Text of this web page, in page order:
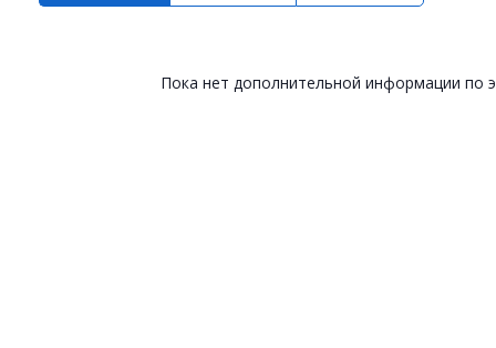
Пока нет дополнительной информации по